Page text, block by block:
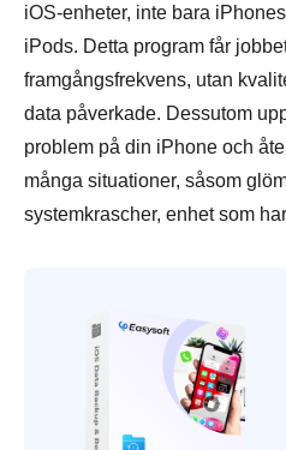
iOS-enheter, inte bara
iPods. Detta program får
framgångsfrekvens, utan
data påverkade. Dessutom
problem på din iPhone och
många situationer, såsom
systemkrascher, enhet som